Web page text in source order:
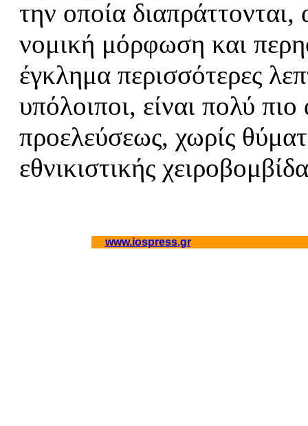
την οποία
νομική μόρφωση και
έγκλημα περισσότερες
υπόλοιποι, είναι πολύ
προελεύσεως, χωρίς
εθνικιστικής
www.iospress.gr